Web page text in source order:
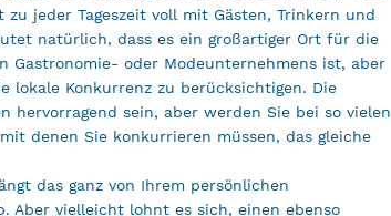
zu jeder Tageszeit voll mit Gästen, Trinkern und
natürlich, dass es ein großartiger Ort für die
Gastronomie- oder Modeunternehmens ist, aber
lokale Konkurrenz zu berücksichtigen. Die
hervorragend sein, aber werden Sie bei so vielen
denen Sie konkurrieren müssen, das gleiche
das ganz von Ihrem persönlichen
Aber vielleicht lohnt es sich, einen ebenso